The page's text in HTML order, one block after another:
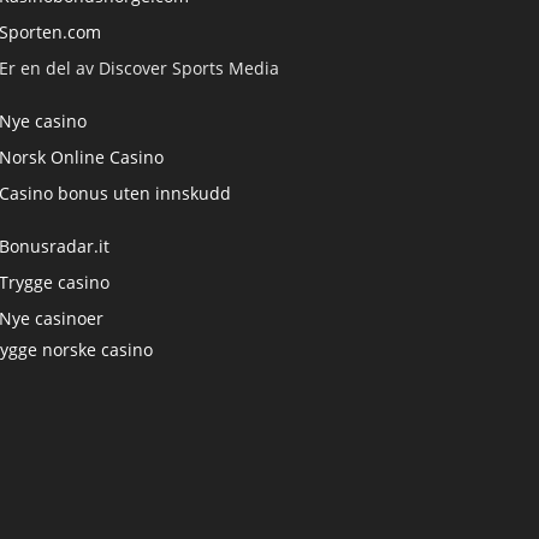
Sporten.com
Er en del av Discover Sports Media
Nye casino
Norsk Online Casino
Casino bonus uten innskudd
Bonusradar.it
Trygge casino
Nye casinoer
norske casino